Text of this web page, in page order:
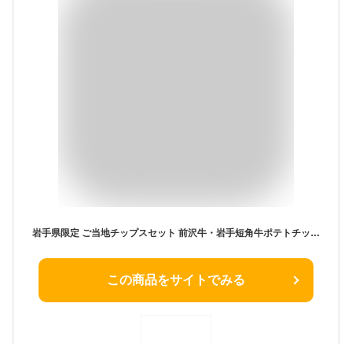
岩手県限定 ご当地チップスセット 前沢牛・岩手短角牛ポテトチップス 84ｇ(12ｇ×7袋)&三陸あみえびせん 84ｇ(12ｇ×７袋) お土産
この商品をサイトでみる